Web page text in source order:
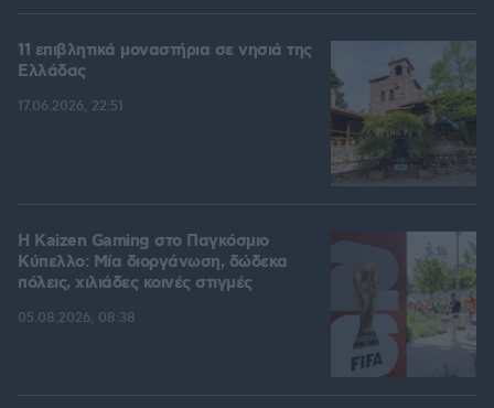
11 επιβλητικά μοναστήρια σε νησιά της
Ελλάδας
17.06.2026, 22:51
H Kaizen Gaming στο Παγκόσμιο
Kύπελλο: Μία διοργάνωση, δώδεκα
πόλεις, χιλιάδες κοινές στιγμές
05.08.2026, 08:38